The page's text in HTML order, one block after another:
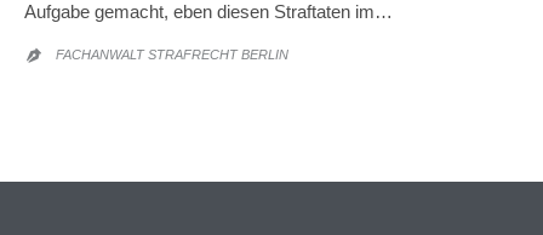
Aufgabe gemacht, eben diesen Straftaten im…
 FACHANWALT STRAFRECHT BERLIN